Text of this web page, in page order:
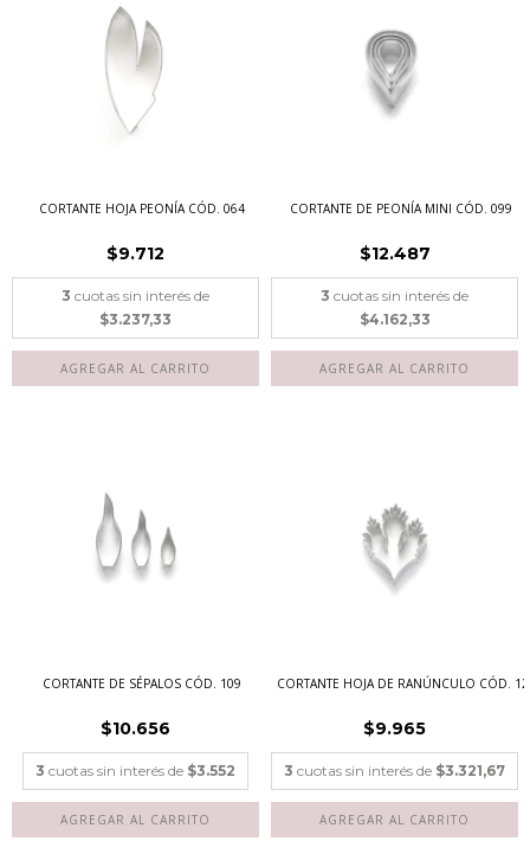
CORTANTE HOJA PEONÍA CÓD. 064
$9.712
3 cuotas sin interés de
$3.237,33
CORTANTE DE PEONÍA MINI CÓD. 099
$12.487
3 cuotas sin interés de
$4.162,33
CORTANTE DE SÉPALOS CÓD. 109
$10.656
3 cuotas sin interés de $3.552
CORTANTE HOJA DE RANÚNCULO CÓD.
$9.965
3 cuotas sin interés de $3.321,67